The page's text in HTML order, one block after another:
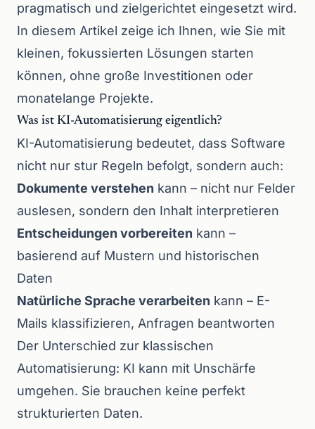
pragmatisch und zielgerichtet eingesetzt wird.
In diesem Artikel zeige ich Ihnen, wie Sie mit
kleinen, fokussierten Lösungen starten
können, ohne große Investitionen oder
monatelange Projekte.
Was ist KI-Automatisierung eigentlich?
KI-Automatisierung bedeutet, dass Software
nicht nur stur Regeln befolgt, sondern auch:
Dokumente verstehen kann – nicht nur Felder
auslesen, sondern den Inhalt interpretieren
Entscheidungen vorbereiten kann –
basierend auf Mustern und historischen
Daten
Natürliche Sprache verarbeiten kann – E-
Mails klassifizieren, Anfragen beantworten
Der Unterschied zur klassischen
Automatisierung: KI kann mit Unschärfe
umgehen. Sie brauchen keine perfekt
strukturierten Daten.